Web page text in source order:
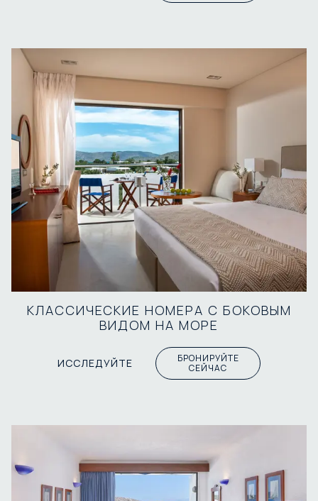
КЛАССИЧЕСКИЕ НОМЕРА С БОКОВЫМ
ВИДОМ НА МОРЕ
ИССЛЕДУЙТЕ
БРОНИРУЙТЕ
СЕЙЧАС